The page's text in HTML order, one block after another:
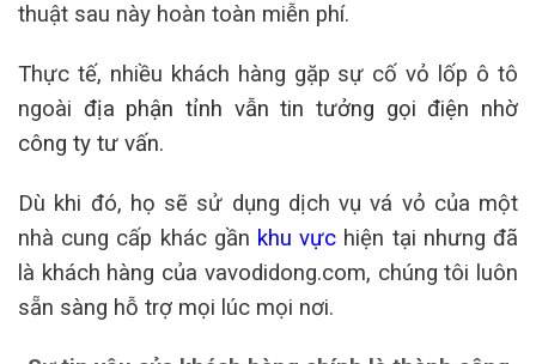
thuật sau này hoàn toàn miễn phí.
Thực tế, nhiều khách hàng gặp sự cố vỏ lốp ô tô
ngoài địa phận tỉnh vẫn tin tưởng gọi điện nhờ
công ty tư vấn.
Dù khi đó, họ sẽ sử dụng dịch vụ vá vỏ của một
nhà cung cấp khác gần khu vực hiện tại nhưng đã
là khách hàng của vavodidong.com, chúng tôi luôn
sẵn sàng hỗ trợ mọi lúc mọi nơi.